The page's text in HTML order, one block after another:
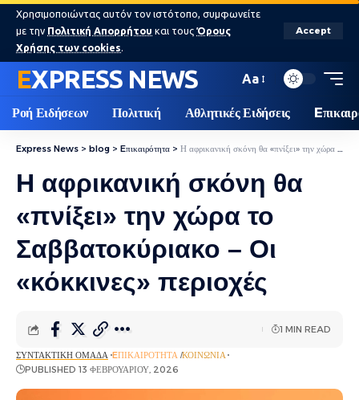
Χρησιμοποιώντας αυτόν τον ιστότοπο, συμφωνείτε
με την Πολιτική Απορρήτου και τους Όρους
Χρήσης των cookies.
Accept
EXPRESS NEWS Aa
Ροή Ειδήσεων Πολιτική Αθλητικές Ειδήσεις
Express News > blog > Eπικαιρότητα > Η αφρικανική σκόνη θα «πνίξει» την χώρα το Σαββατοκύριακο – Οι «κόκκινες» περιοχές
Η αφρικανική σκόνη θα
«πνίξει» την χώρα το
Σαββατοκύριακο – Οι
«κόκκινες» περιοχές
ΣΥΝΤΑΚΤΙΚΉ ΟΜΆΔΑ EΠΙΚΑΙΡΌΤΗΤΑ ΚΟΙΝΩΝΊΑ
PUBLISHED 13 ΦΕΒΡΟΥΑΡΊΟΥ, 2026
1 MIN READ